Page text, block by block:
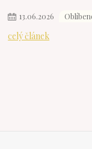
13.06.2026
celý článek